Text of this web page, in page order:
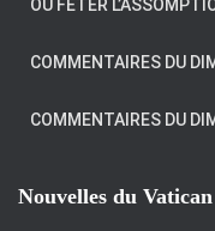
OÙ FÊTER
COMMENTAIRES DU
COMMENTAIRES DU
Nouvelles du Vatican